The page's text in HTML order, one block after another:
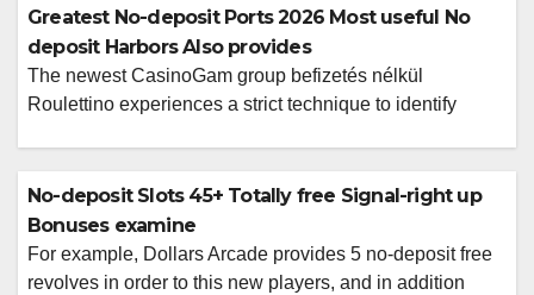
personal access to online game not even on other
networks, providing you a different sort of possible
opportunity to give them a go first. We have […]
Greatest No-deposit Ports 2026 Most useful No
deposit Harbors Also provides
The newest CasinoGam group befizetés nélkül
Roulettino experiences a strict technique to identify
discover an alternative and you can enjoyable no
deposit 100 percent free revolves maybe not on
GamStop bring to create to you, and therefore day you
can […]
No-deposit Slots 45+ Totally free Signal-right up
Bonuses examine
For example, Dollars Arcade provides 5 no-deposit free
revolves in order to this new players, and in addition